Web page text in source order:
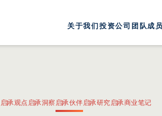
关于我们投资公司 团队成员
启承观点 启承洞察 启承伙伴 启承研究 启承商业笔记